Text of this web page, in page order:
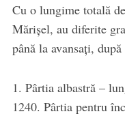
Cu o lungime totală
Mărișel, au diferite
până la avansați,
1. Pârtia albastră –
1240. Pârtia pentru